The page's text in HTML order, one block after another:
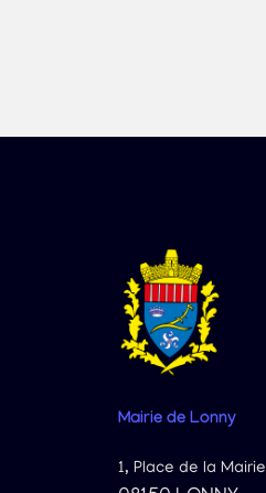
Mairie de Lonny
1, Place de la Mairie